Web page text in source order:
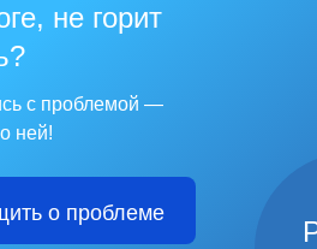
не горит
с проблемой —
ней!
о проблеме